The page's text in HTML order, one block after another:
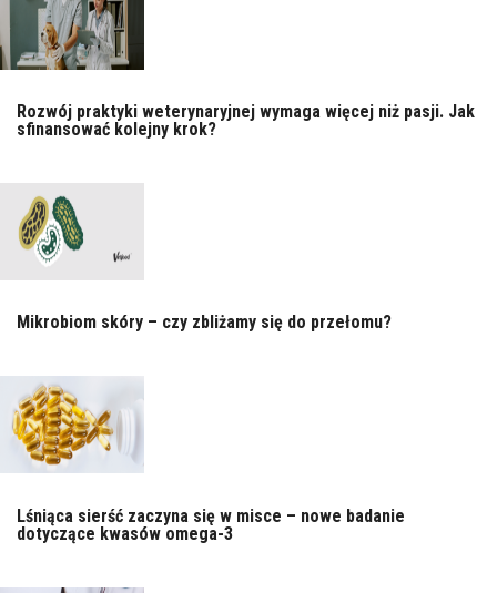
Rozwój praktyki weterynaryjnej wymaga więcej niż pasji. Jak
sfinansować kolejny krok?
Mikrobiom skóry – czy zbliżamy się do przełomu?
Lśniąca sierść zaczyna się w misce – nowe badanie
dotyczące kwasów omega-3